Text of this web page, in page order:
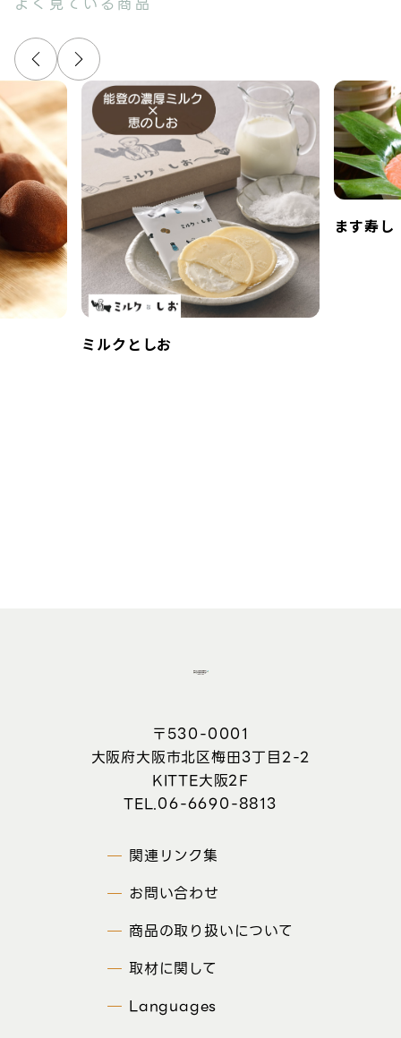
ミルクとしお
ます寿し
〒530-0001
大阪府大阪市北区梅田3丁目2-2
KITTE大阪2F
06-6690-8813
関連リンク集
お問い合わせ
商品の取り扱いについて
取材に関して
Languages